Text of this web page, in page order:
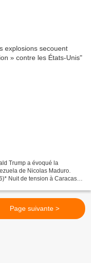
Trump a évoqué la
de Nicolas Maduro.
Nuit de tension à Caracas.
Page suivante >